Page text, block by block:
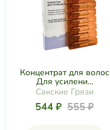
Концентрат для волос
Для усилени...
Сакские Грязи
544 ₽ 555 ₽